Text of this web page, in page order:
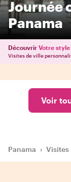
Journée
Panama
Découvrir Votre style
Visites de ville
Voir
Panama › Visites